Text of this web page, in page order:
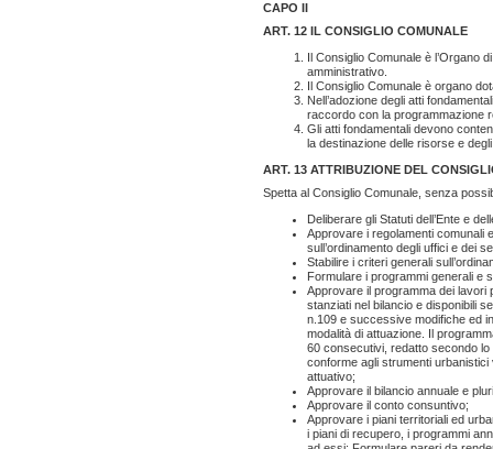
CAPO II
ART. 12
IL CONSIGLIO COMUNALE
Il Consiglio Comunale è
amministrativo.
Il Consiglio Comunale è organo
Nell’adozione degli atti
raccordo con la programmazione
Gli atti fondamentali devono
la destinazione delle risorse e
ART. 13 ATTRIBUZIONE DEL
Spetta al Consiglio Comunale, senza
Deliberare gli Statuti dell’Ente e
Approvare i regolamenti comunali
sull’ordinamento degli uffici e dei
Stabilire i criteri generali
Formulare i programmi generali e
Approvare il programma dei lavori
stanziati nel bilancio e disponibili
n.109 e successive modifiche ed
modalità di attuazione. Il
60 consecutivi, redatto secondo
conforme agli strumenti urbanistici
attuativo;
Approvare il bilancio annuale e
Approvare il conto consuntivo;
Approvare i piani territoriali ed
i piani di recupero, i programmi